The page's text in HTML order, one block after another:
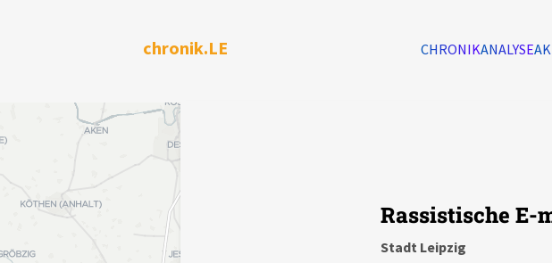
chronik.LE CHRONIKANALYSE
Rassistische E-
Stadt Leipzig